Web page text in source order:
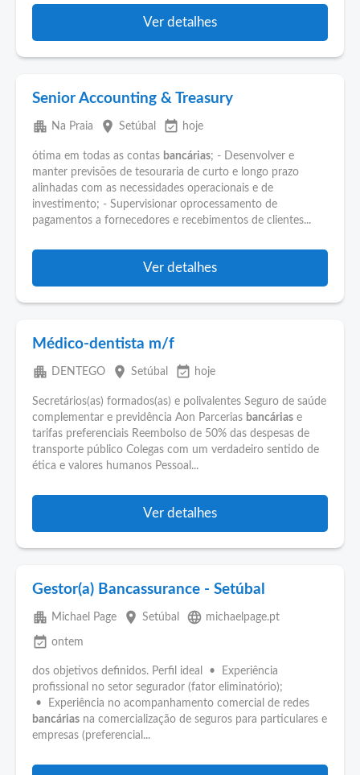
Ver detalhes
Senior Accounting & Treasury
apartment Na Praia place Setúbal event_available hoje
ótima em todas as contas bancárias; - Desenvolver e
manter previsões de tesouraria de curto e longo prazo
alinhadas com as necessidades operacionais e de
investimento; - Supervisionar oprocessamento de
pagamentos a fornecedores e recebimentos de clientes...
Ver detalhes
Médico-dentista m/f
apartment DENTEGO place Setúbal event_available hoje
Secretários(as) formados(as) e polivalentes Seguro de saúde
complementar e previdência Aon Parcerias bancárias e
tarifas preferenciais Reembolso de 50% das despesas de
transporte público Colegas com um verdadeiro sentido de
ética e valores humanos Pessoal...
Ver detalhes
Gestor(a) Bancassurance - Setúbal
apartment Michael Page place Setúbal language michaelpage.pt
event_available ontem
dos objetivos definidos. Perfil ideal • Experiência
profissional no setor segurador (fator eliminatório);
• Experiência no acompanhamento comercial de redes
bancárias na comercialização de seguros para particulares e
empresas (preferencial...